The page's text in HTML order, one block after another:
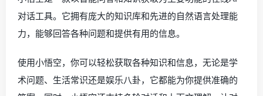
对话工具。它拥有庞大的知识库和先进的自然语言处理能
力，能够回答各种问题和提供有用的信息。
使用小悟空，你可以轻松获取各种知识和信息，无论是学
术问题、生活常识还是娱乐八卦，它都能为你提供准确的